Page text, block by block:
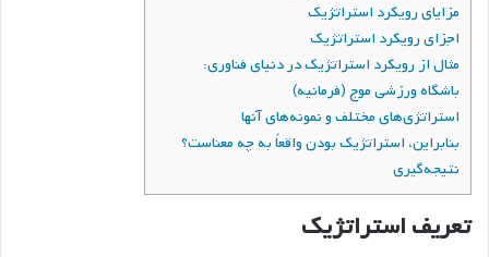
مزایای رویکرد استراتژیک
اجزای رویکرد استراتژیک
مثال از رویکرد استراتژیک در دنیای فناوری:
باشگاه ورزشی موج (فرمانیه)
استراتژی‌های مختلف و نمونه‌های آنها
بنابراین، استراتژیک بودن واقعاً به چه معناست؟
نتیجه‌گیری
تعریف استراتژیک